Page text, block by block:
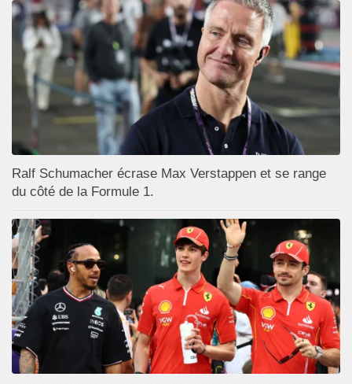
Ralf Schumacher écrase Max Verstappen et se range
du côté de la Formule 1.